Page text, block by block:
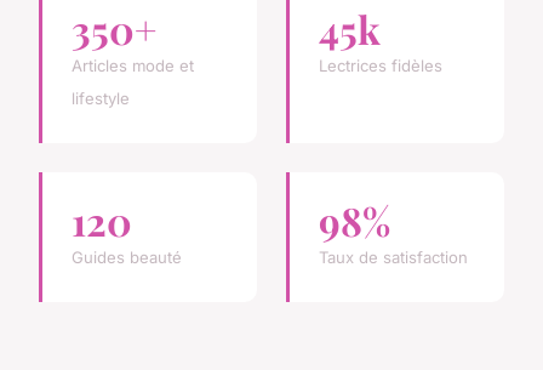
350+
Articles mode et
lifestyle
45k
Lectrices fidèles
120
Guides beauté
98%
Taux de satisfaction